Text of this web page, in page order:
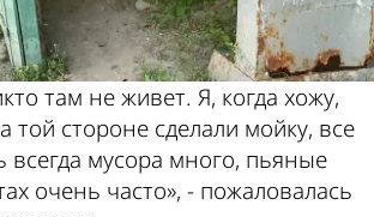
там не живет. Я, когда хожу,
стороне сделали мойку, все
всегда мусора много, пьяные
очень часто», - пожаловалась